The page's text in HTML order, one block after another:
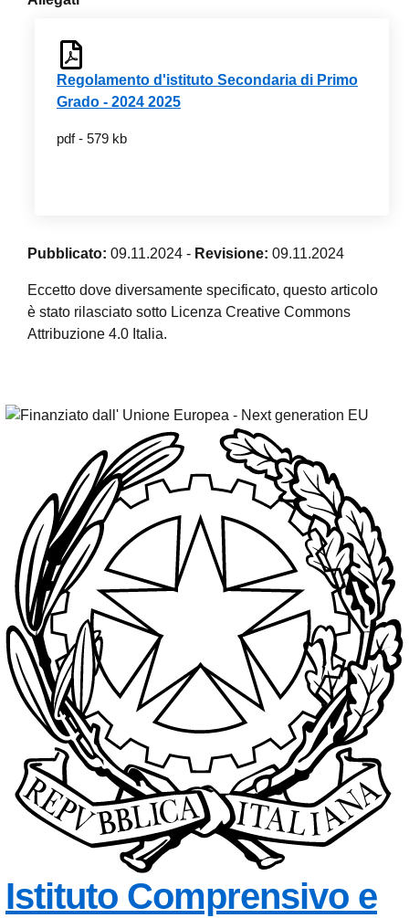
Regolamento d'istituto Secondaria di Primo
Grado - 2024 2025
pdf - 579 kb
Pubblicato: 09.11.2024 - Revisione: 09.11.2024
Eccetto dove diversamente specificato, questo articolo
è stato rilasciato sotto Licenza Creative Commons
Attribuzione 4.0 Italia.
Istituto Comprensivo e